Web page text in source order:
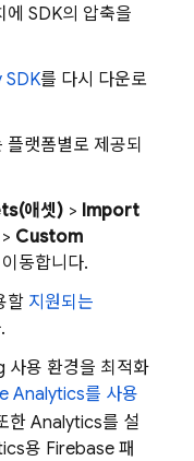
에 SDK의 압축을
SDK를 다시 다운로
플랫폼별로 제공되
애셋) > Import
> Custom
동합니다.
할 지원되는
사용 환경을 최적화
Analytics를 사용
한Analytics를 설
용 Firebase 패